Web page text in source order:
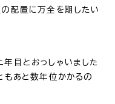
配置に万全を期したい
目とおっしゃいました
もあと数年位かかるの